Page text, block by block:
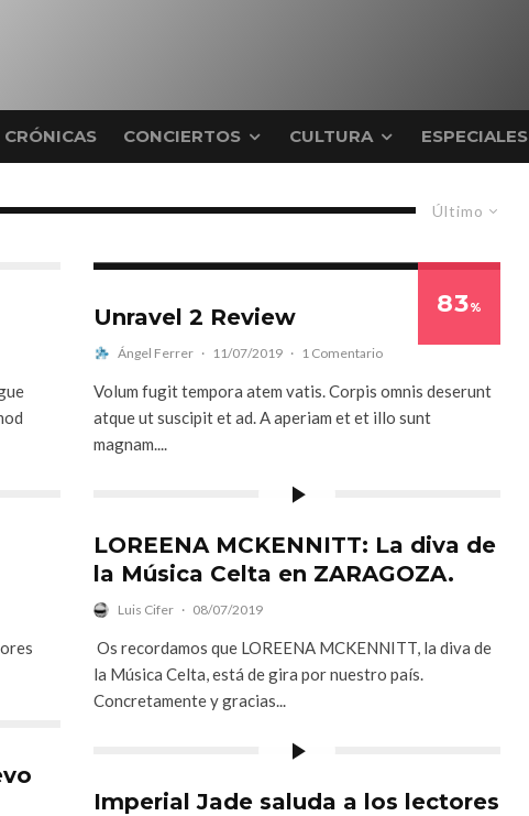
CRÓNICAS CONCIERTOS CULTURA ESPECIALES
Último
83%
Unravel 2 Review
Ángel Ferrer · 11/07/2019 · 1 Comentario
Volum fugit tempora atem vatis. Corpis omnis deserunt
atque ut suscipit et ad. A aperiam et et illo sunt
magnam....
LOREENA MCKENNITT: La diva de
la Música Celta en ZARAGOZA.
Luis Cifer · 08/07/2019
Os recordamos que LOREENA MCKENNITT, la diva de
la Música Celta, está de gira por nuestro país.
Concretamente y gracias...
Imperial Jade saluda a los lectores